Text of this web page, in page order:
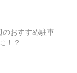
のおすすめ駐車
！？